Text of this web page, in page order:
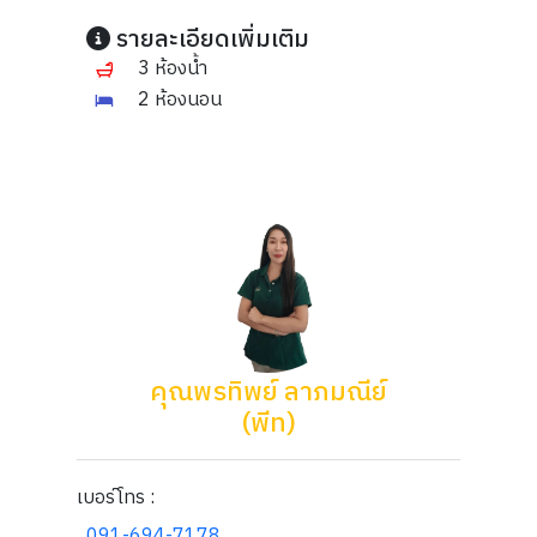
รายละเอียดเพิ่มเติม
3 ห้องน้ำ
2 ห้องนอน
คุณพรทิพย์ ลาภมณีย์
(พีท)
เบอร์โทร :